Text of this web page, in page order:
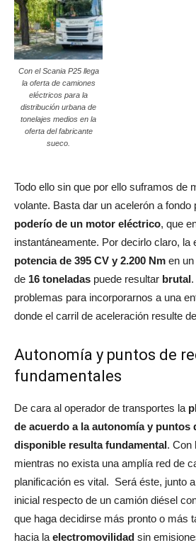
Con el Scania P25 llega
la oferta de camiones
eléctricos para la
distribución urbana de
tonelajes medios en la
oferta del fabricante
sueco.
Todo ello sin que por ello suframos de
volante. Basta dar un acelerón a fondo
poderío de un motor eléctrico, que
instantáneamente. Por decirlo claro, la
potencia de 395 CV y 2.200 Nm en
de 16 toneladas puede resultar brutal
problemas para incorporarnos a una
donde el carril de aceleración resulte
Autonomía y puntos de
fundamentales
De cara al operador de transportes la
de acuerdo a la autonomía y puntos
disponible resulta fundamental . Con
mientras no exista una amplía red de
planificación es vital. Será éste, junto
inicial respecto de un camión diésel
que haga decidirse más pronto o más
hacia laelectromovilidad sin